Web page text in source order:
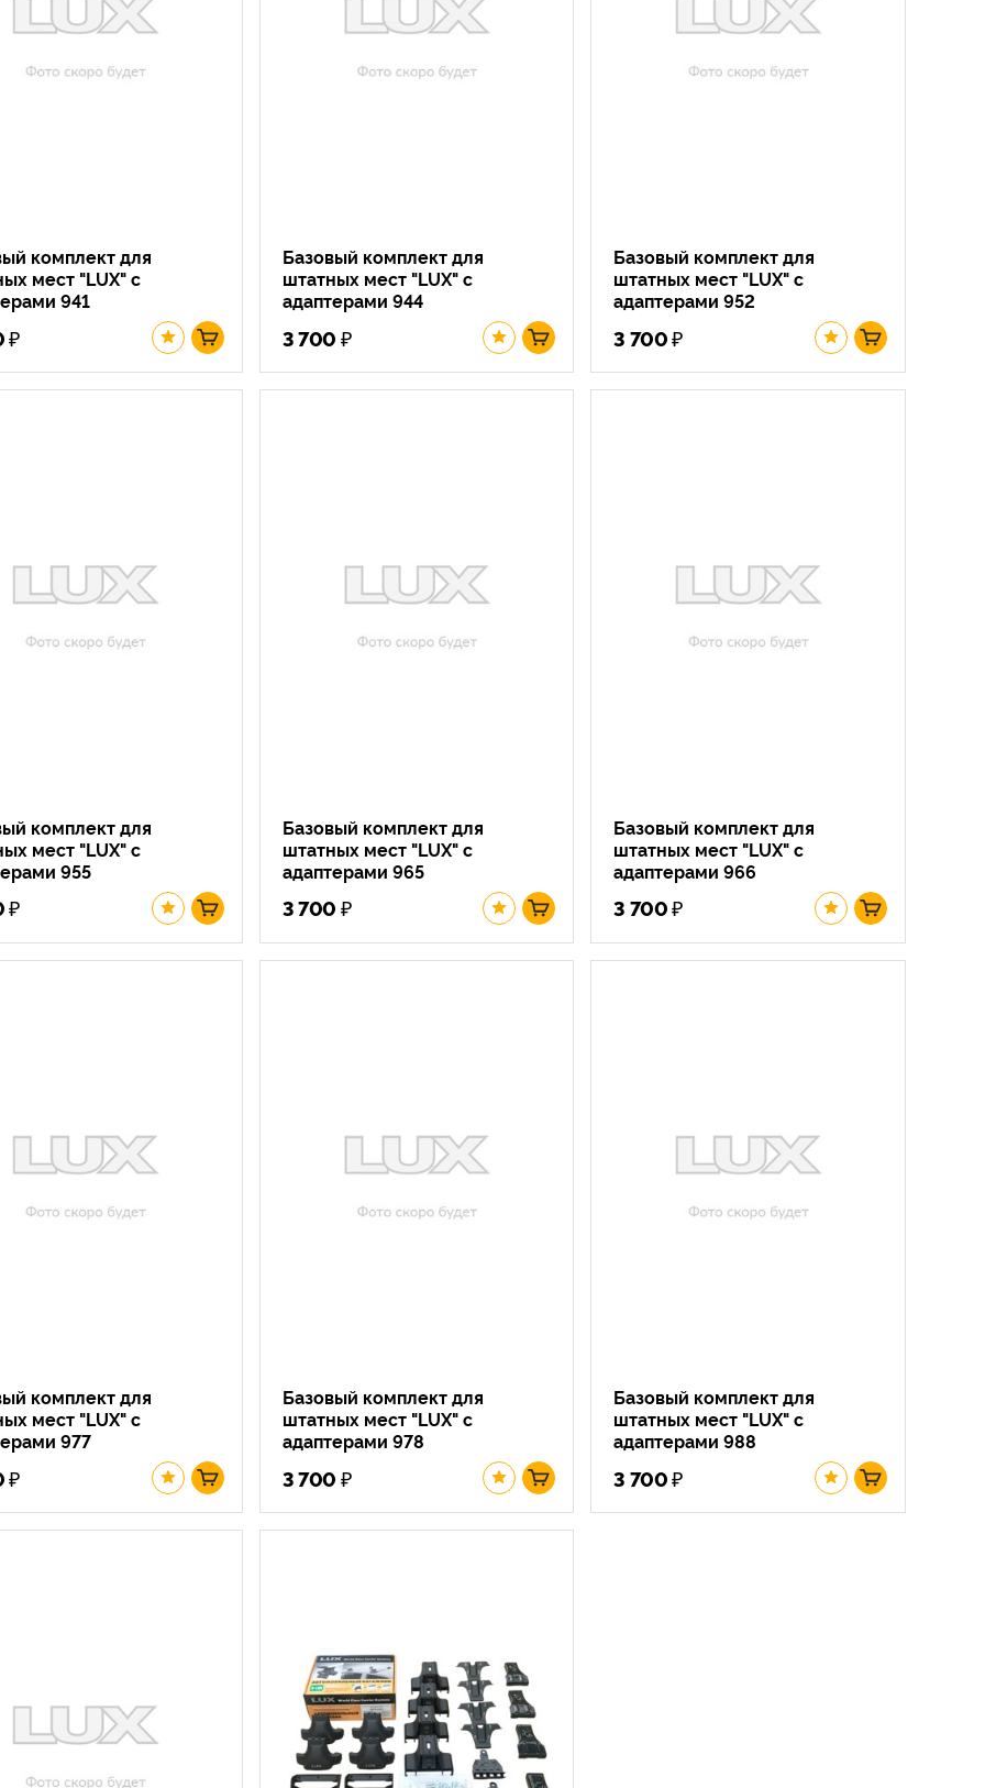
комплект для
мест "LUX" с
941
₽
Базовый комплект для
штатных мест "LUX" с
адаптерами 944
3 700 ₽
Базовый комплект для
штатных мест "LUX" с
адаптерами 952
3 700₽
комплект для
мест "LUX" с
955
₽
Базовый комплект для
штатных мест "LUX" с
адаптерами 965
3 700 ₽
Базовый комплект для
штатных мест "LUX" с
адаптерами 966
3 700₽
комплект для
мест "LUX" с
977
₽
Базовый комплект для
штатных мест "LUX" с
адаптерами 978
3 700 ₽
Базовый комплект для
штатных мест "LUX" с
адаптерами 988
3 700₽